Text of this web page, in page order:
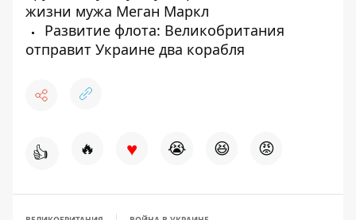
жизни мужа Меган Маркл
Развитие флота: Великобритания
отправит Украине два корабля
👍 🔥 ♥ 😭 😆 😡